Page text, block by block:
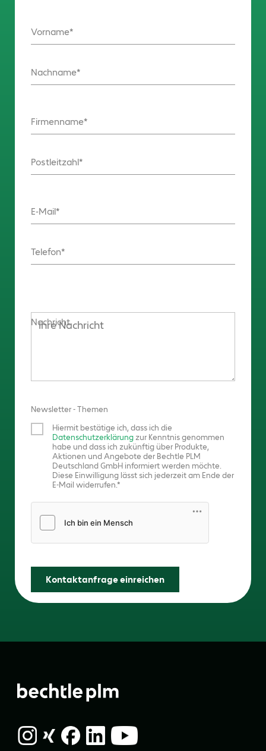
Vorname
Nachname
Firmenname
Postleitzahl
E-Mail
Telefon
Nachricht
Newsletter - Themen
Hiermit bestätige ich, dass ich die
Datenschutzerklärungzur Kenntnis genommen
habe und dass ich zukünftig über Produkte,
Aktionen und Angebote der Bechtle PLM
Deutschland GmbH informiert werden möchte.
Diese Einwilligung lässt sich jederzeit am Ende der
E-Mail widerrufen.
Kontaktanfrage einreichen